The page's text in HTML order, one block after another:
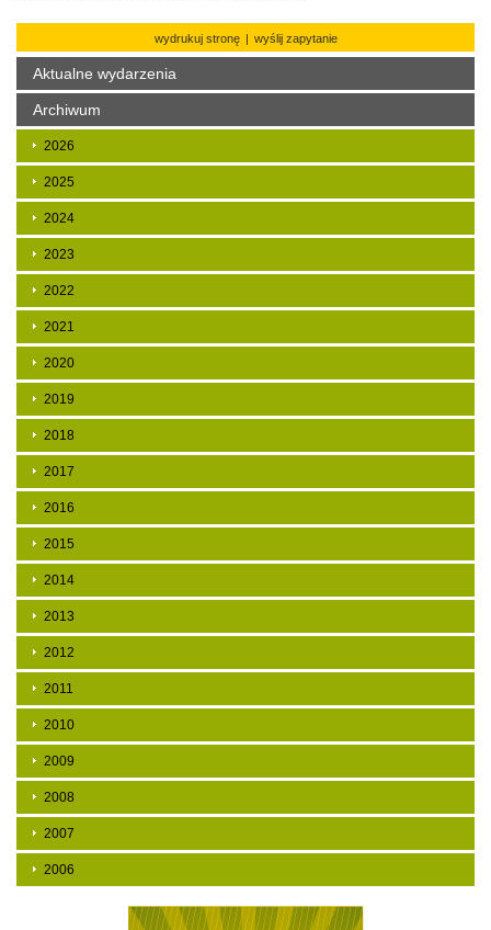
wydrukuj stronę | wyślij zapytanie
Aktualne wydarzenia
Archiwum
2026
2025
2024
2023
2022
2021
2020
2019
2018
2017
2016
2015
2014
2013
2012
2011
2010
2009
2008
2007
2006